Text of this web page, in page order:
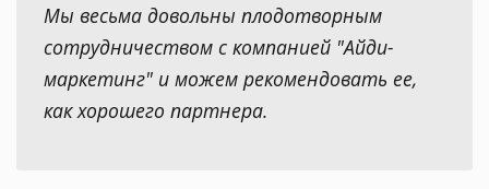
Мы весьма довольны плодотворным
сотрудничеством с компанией "Айди-
маркетинг" и можем рекомендовать ее,
как хорошего партнера.